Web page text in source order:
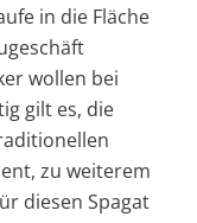
in die Fläche
wollen bei
gilt es, die
zu weiterem
diesen Spagat